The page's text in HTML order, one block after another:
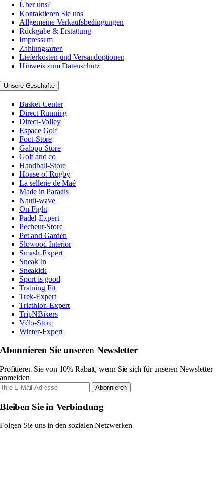
Über uns?
Kontaktieren Sie uns
Allgemeine Verkaufsbedingungen
Rückgabe & Erstattung
Impressum
Zahlungsarten
Lieferkosten und Versandoptionen
Hinweis zum Datenschutz
Unsere Geschäfte
Basket-Center
Direct Running
Direct-Volley
Espace Golf
Foot-Store
Galopp-Store
Golf and co
Handball-Store
House of Rugby
La sellerie de Maé
Made in Paradis
Nauti-wave
On-Fight
Padel-Expert
Pecheur-Store
Pet and Garden
Slowood Interior
Smash-Expert
Sneak'In
Sneakids
Sport is good
Training-Fit
Trek-Expert
Triathlon-Expert
TripNBikers
Vélo-Store
Winter-Expert
Abonnieren Sie unseren Newsletter
Profitieren Sie von 10% Rabatt, wenn Sie sich für unseren Newsletter
anmelden
Abonnieren
Bleiben Sie in Verbindung
Folgen Sie uns in den sozialen Netzwerken